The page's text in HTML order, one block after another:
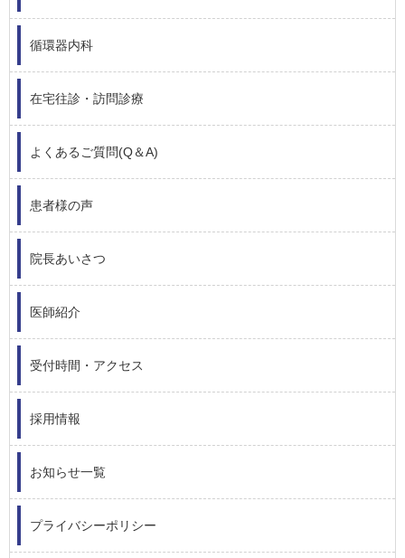
循環器内科
在宅往診・訪問診療
よくあるご質問(Q＆A)
患者様の声
院長あいさつ
医師紹介
受付時間・アクセス
採用情報
お知らせ一覧
プライバシーポリシー